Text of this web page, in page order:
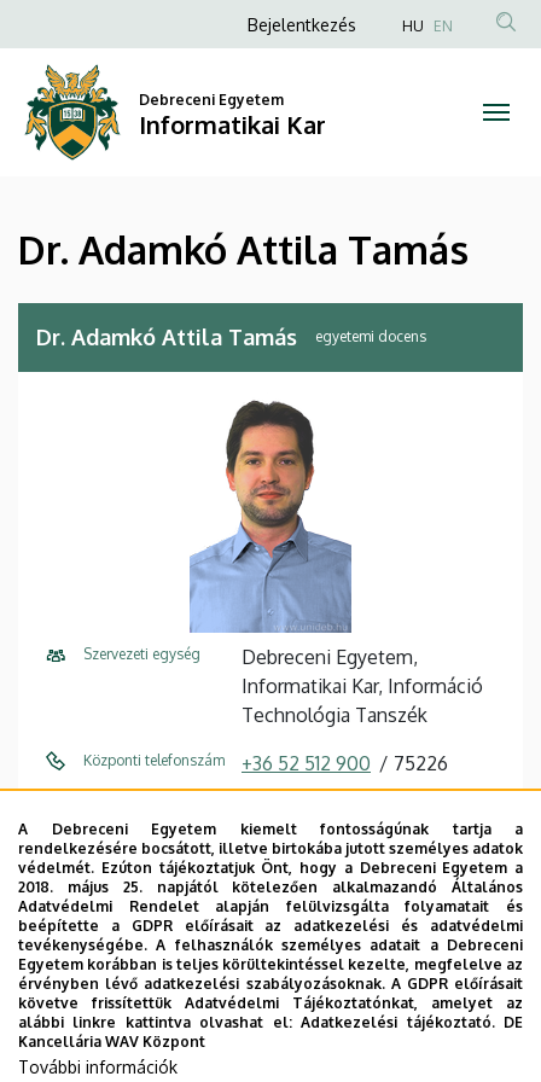
Adamkó
Attila
Tamás
Informatikai
Kar
a
tartalomra
Anonim
fiók
menüje
Bejelentkezés HU EN
Debreceni Egyetem
Informatikai Kar
Dr. Adamkó Attila Tamás
Dr. Adamkó Attila Tamás egyetemi docens
Szervezeti egység
Debreceni Egyetem,
Informatikai Kar, Információ
Technológia Tanszék
Központi telefonszám +36 52 512 900 75226
Cím 4028 Debrecen, Kassai út 26.
Épület Informatikai Kar épület
Emelet, ajtó
2. emelet, I226 (oktatói
szoba)
Weboldal
Szervezeti weboldal
A Debreceni Egyetem kiemelt fontosságúnak tartja a
rendelkezésére bocsátott, illetve birtokába jutott személyes adatok
védelmét. Ezúton tájékoztatjuk Önt, hogy a Debreceni Egyetem a
2018. május 25. napjától kötelezően alkalmazandó Általános
Adatvédelmi Rendelet alapján felülvizsgálta folyamatait és
beépítette a GDPR előírásait az adatkezelési és adatvédelmi
tevékenységébe. A felhasználók személyes adatait a Debreceni
Egyetem korábban is teljes körültekintéssel kezelte, megfelelve az
érvényben lévő adatkezelési szabályozásoknak. A GDPR előírásait
követve frissítettük Adatvédelmi Tájékoztatónkat, amelyet az
alábbi linkre kattintva olvashat el:Adatkezelési tájékoztató. DE
Kancellária WAV Központ
További információk